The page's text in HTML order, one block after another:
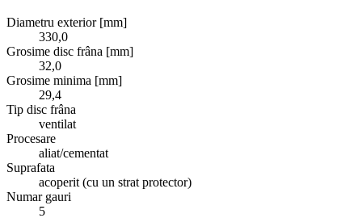
Diametru exterior [mm]
330,0
Grosime disc frâna [mm]
32,0
Grosime minima [mm]
29,4
Tip disc frâna
ventilat
Procesare
aliat/cementat
Suprafata
acoperit (cu un strat protector)
Numar gauri
5